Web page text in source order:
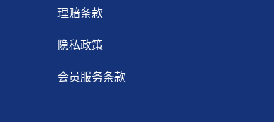
理赔条款
隐私政策
会员服务条款